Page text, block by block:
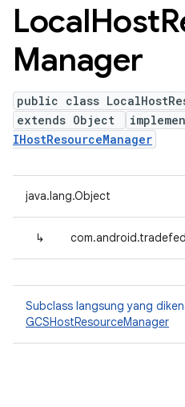
LocalHost
Manager
public class
extends Object
IHostResourceManager
java.lang.Object
↳
Subclass langsung yang
GCSHostResourceManager